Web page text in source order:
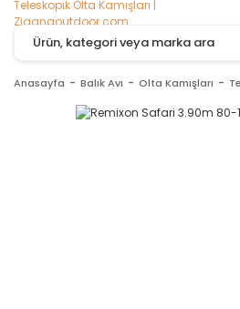
Anasayfa Balık Avı Olta Kamışları